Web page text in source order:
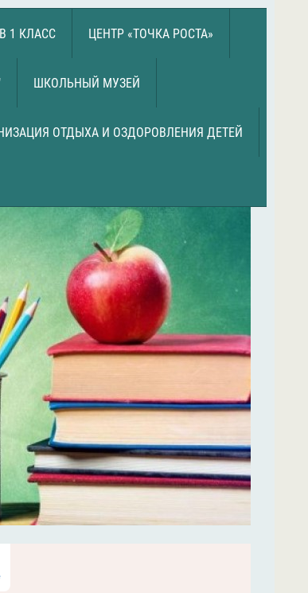
1 КЛАСС ЦЕНТР «ТОЧКА РОСТА»
ШКОЛЬНЫЙ МУЗЕЙ
ОТДЫХА И ОЗДОРОВЛЕНИЯ ДЕТЕЙ